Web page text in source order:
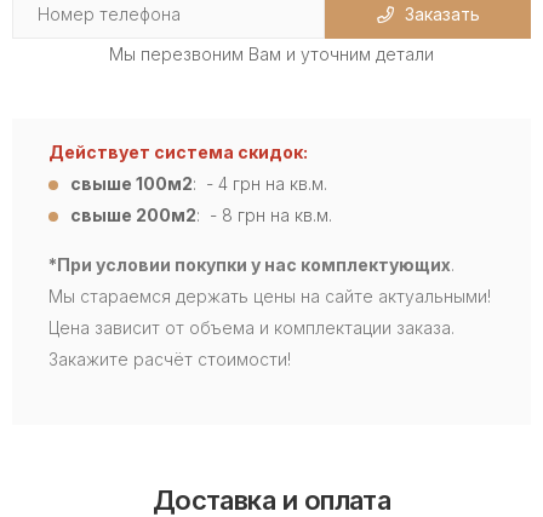
Заказать
Мы перезвоним Вам и уточним детали
Действует система скидок:
свыше 100м2: - 4 грн на кв.м.
свыше 200м2: - 8 грн на кв.м.
*При условии покупки у нас комплектующих.
Мы стараемся держать цены на сайте актуальными!
Цена зависит от объема и комплектации заказа.
Закажите расчёт стоимости!
Доставка и оплата